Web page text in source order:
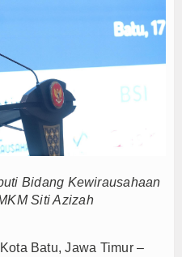
Tekankan KUB Bukan Cuma
Dorong Sinergi BPD dan BPR
Blitar ke-702 Pisowanan
di Majalengka Terkuak, Polisi
Minta Pejabat Baru Fokus
Transformasi Digital dan
Optimalisasi Aset, Siapkan
Perkuat Literasi Keuangan,
Komisi IX DPR RI Getol Kritisi
Tekankan KUB Bukan Cuma
Bidang Kewirausahaan
Siti Azizah
Batu, Jawa Timur –